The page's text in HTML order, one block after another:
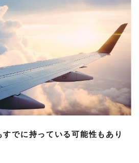
でに持っている可能性もあり